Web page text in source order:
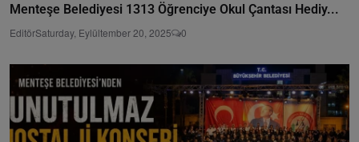
Menteşe Belediyesi 1313 Öğrenciye Okul Çantası Hediy...
EditörSaturday, Eylültember 20, 2025 0